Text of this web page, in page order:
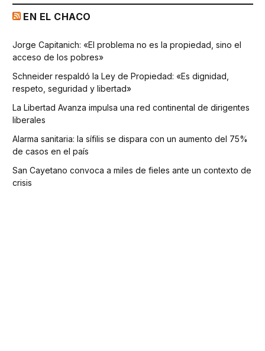
EN EL CHACO
Jorge Capitanich: «El problema no es la propiedad, sino el
acceso de los pobres»
Schneider respaldó la Ley de Propiedad: «Es dignidad,
respeto, seguridad y libertad»
La Libertad Avanza impulsa una red continental de dirigentes
liberales
Alarma sanitaria: la sífilis se dispara con un aumento del 75%
de casos en el país
San Cayetano convoca a miles de fieles ante un contexto de
crisis